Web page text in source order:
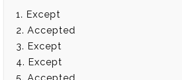
1. Except
2. Accepted
3. Except
4. Except